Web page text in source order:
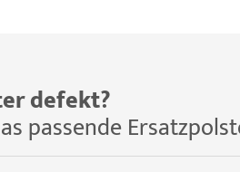
defekt?
passende